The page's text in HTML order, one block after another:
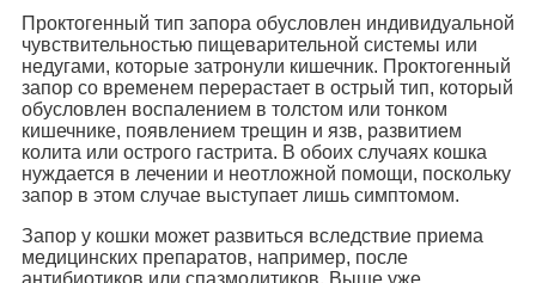
Проктогенный тип запора обусловлен индивидуальной
чувствительностью пищеварительной системы или
недугами, которые затронули кишечник. Проктогенный
запор со временем перерастает в острый тип, который
обусловлен воспалением в толстом или тонком
кишечнике, появлением трещин и язв, развитием
колита или острого гастрита. В обоих случаях кошка
нуждается в лечении и неотложной помощи, поскольку
запор в этом случае выступает лишь симптомом.
Запор у кошки может развиться вследствие приема
медицинских препаратов, например, после